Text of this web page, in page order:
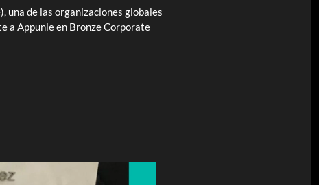
una de las organizaciones globales
a Appunle en Bronze Corporate